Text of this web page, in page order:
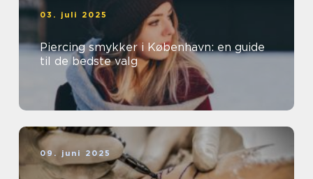
03. juli 2025
Piercing smykker i København: en guide
til de bedste valg
09. juni 2025